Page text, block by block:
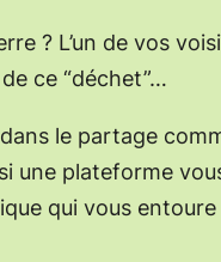
? L’un de vos
ce “déchet”…
le partage
une plateforme
qui vous entoure